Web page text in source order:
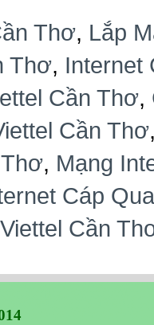
Thơ, Lắp
Thơ, Internet
Cần Thơ,
Cần Thơ
, Mạng
Cáp
Cần